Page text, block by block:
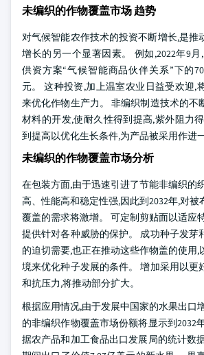
未编织的作物覆盖市场 趋势
对气候智能农作技术的投资不断增长,是推
增长的另一个显著因素。 例如,2022年9月
供资方案“气候智能商品伙伴关系”下的
元。 这种投资,加上温室农业日益受欢迎,
来优化作物生产力。 非编织制造技术的不
材料的开发,使耐久性得到提高,紫外阻力
到提高以优化生长条件,为产品被采用作进
未编织的作物覆盖市场分析
在包装方面,由于迅速引进了节能非编织的
高、性能高和稳定性强,因此到2032年,对被
覆盖的需求将激增。 可定制剪贴面以适应
提供针对各种威胁的保护。 成功种子发芽
的迫切需要,也正在推动这些作物盖的使用,
境来优化种子发展的条件。 增加采用以更
和抗压力,将推动部分扩大。
根据应用情况,由于发展中国家的水果出口
的非编织作物覆盖市场份额将显示到2032
据农产品和加工食品出口发展局的统计数